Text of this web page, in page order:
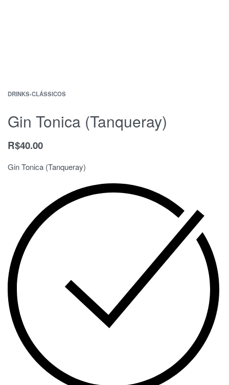
DRINKS›CLÁSSICOS
Gin Tonica (Tanqueray)
R$40.00
Gin Tonica (Tanqueray)